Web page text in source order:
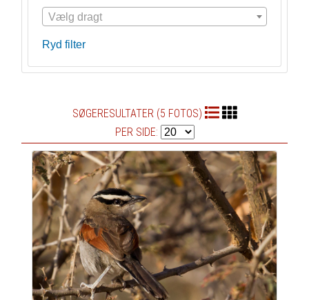
Vælg dragt
Ryd filter
SØGERESULTATER (5 FOTOS)
PER SIDE: